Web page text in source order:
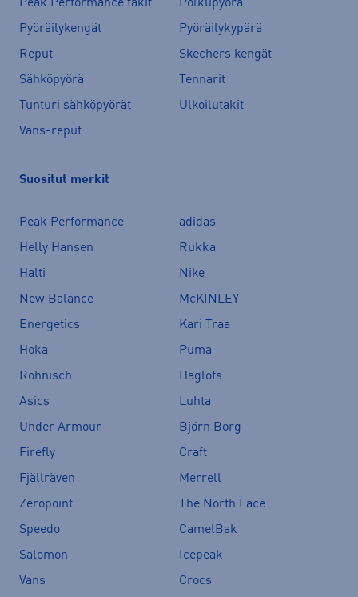
Peak Performance takit
Polkupyörä
Pyöräilykengät
Pyöräilykypärä
Reput
Skechers kengät
Sähköpyörä
Tennarit
Tunturi sähköpyörät
Ulkoilutakit
Vans-reput
Suositut merkit
Peak Performance
adidas
Helly Hansen
Rukka
Halti
Nike
New Balance
McKINLEY
Energetics
Kari Traa
Hoka
Puma
Röhnisch
Haglöfs
Asics
Luhta
Under Armour
Björn Borg
Firefly
Craft
Fjällräven
Merrell
Zeropoint
The North Face
Speedo
CamelBak
Salomon
Icepeak
Vans
Crocs